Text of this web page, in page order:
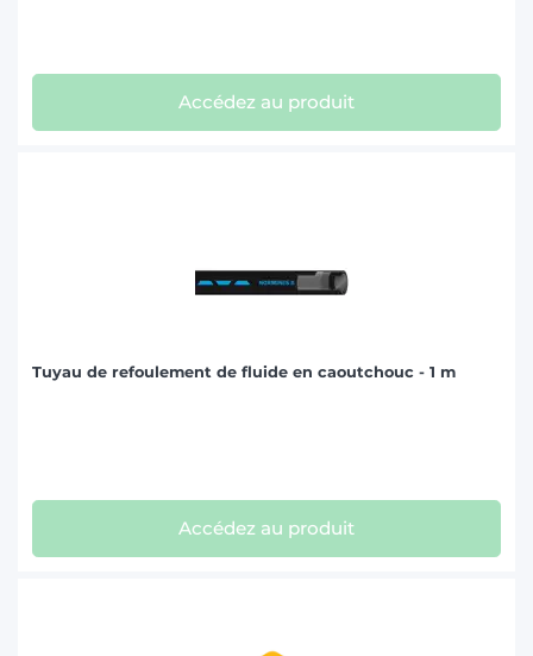
Accédez au produit
Tuyau de refoulement de fluide en caoutchouc - 1 m
Accédez au produit